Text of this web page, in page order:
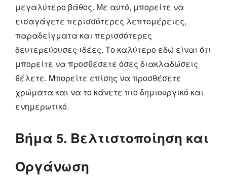
μεγαλύτερο βάθος. Με αυτό, μπορείτε να
εισαγάγετε περισσότερες λεπτομέρειες,
παραδείγματα και περισσότερες
δευτερεύουσες ιδέες. Το καλύτερο εδώ είναι ότι
μπορείτε να προσθέσετε όσες διακλαδώσεις
θέλετε. Μπορείτε επίσης να προσθέσετε
χρώματα και να το κάνετε πιο δημιουργικό και
ενημερωτικό.
Βήμα 5. Βελτιστοποίηση και
Οργάνωση